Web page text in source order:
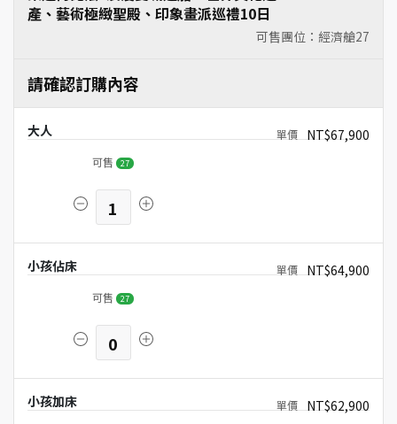
可售團位：經濟艙27
產、藝術極緻聖殿、印象畫派巡禮10日
請確認訂購內容
大人 NT$67,900
可售 27
1
小孩佔床 NT$64,900
可售 27
0
小孩加床 NT$62,900